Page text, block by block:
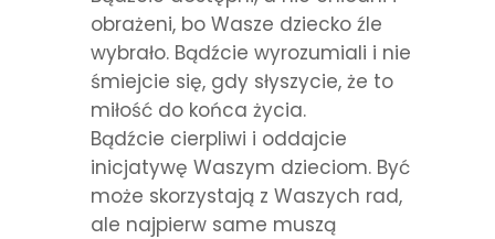
obrażeni, bo Wasze dziecko źle
wybrało. Bądźcie wyrozumiali i nie
śmiejcie się, gdy słyszycie, że to
miłość do końca życia.
Bądźcie cierpliwi i oddajcie
inicjatywę Waszym dzieciom. Być
może skorzystają z Waszych rad,
ale najpierw same muszą